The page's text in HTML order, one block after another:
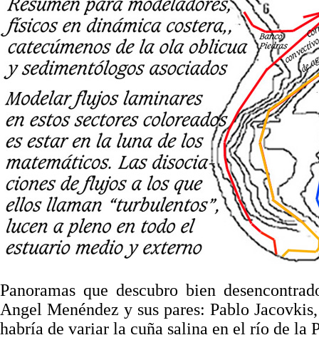
Panoramas que descubro bien
Angel Menéndez y sus pares: Pablo
habría de variar la cuña salina en el río de la